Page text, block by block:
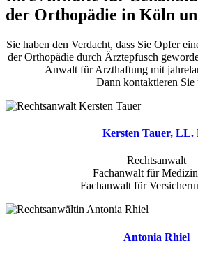
der Orthopädie in Köln
Sie haben den Verdacht, dass Sie Opfer
der Orthopädie durch Ärztepfusch
Anwalt für Arzthaftung mit
Dann kontaktieren Sie
Kersten Tauer, LL.
Rechtsanwalt
Fachanwalt für
Fachanwalt für
Antonia Rhiel